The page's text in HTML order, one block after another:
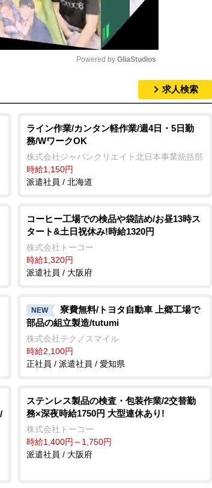
t
Powered by GliaStudios
求人検索
ライン作業/カンタン軽作業/週4日・5日勤
務/WワークOK
株式会社ジャパンクリエイト北日本事業統括部
時給1,150円
派遣社員 / 北海道
コーヒー工場での検品や袋詰め/お昼13時ス
タート&土日祝休み!時給1320円
株式会社トーコー
時給1,320円
派遣社員 / 大阪府
NEW
寮費無料/トヨタ自動車 上郷工場で
部品の組立製造/tutumi
株式会社テクノスマイル
時給2,100円
正社員 / 派遣社員 / 愛知県
ステンレス製品の検査・包装作業/2交替勤
務×深夜時給1750円 大型連休あり!
株式会社トーコー
時給1,400円～1,750円
派遣社員 / 大阪府